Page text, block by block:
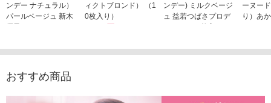
ンデー ナチュラル）
パールベージュ 新木
2,598円(税込)
ィクトブロンド） （1
0枚入り）
ンデー) ミルクベージ
ュ 益若つばさプロデ
ーヌー
り）あ
おすすめ商品